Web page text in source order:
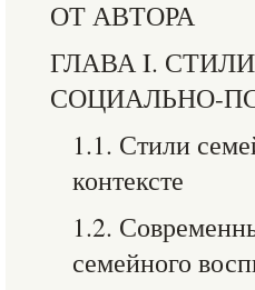
ОТ АВТОРА
ГЛАВА I.
СОЦИАЛЬНО-
1.1. Стили
контексте
1.2.
семейного